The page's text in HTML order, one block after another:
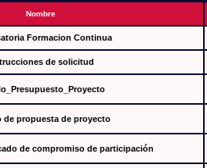
Nombre
Formacion Continua
de solicitud
de propuesta de proyecto
de compromiso de participación